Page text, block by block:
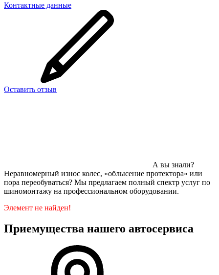
Контактные данные
Оставить отзыв
А вы знали?
Неравномерный износ колес, «облысение протектора» или
пора переобуваться? Мы предлагаем полный спектр услуг по
шиномонтажу на профессиональном оборудовании.
Элемент не найден!
Приемущества нашего автосервиса